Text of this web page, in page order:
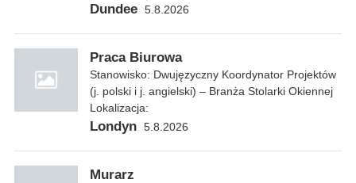
Dundee 5.8.2026
Praca Biurowa
Stanowisko: Dwujęzyczny Koordynator Projektów
(j. polski i j. angielski) – Branża Stolarki Okiennej
Lokalizacja:
Londyn 5.8.2026
Murarz